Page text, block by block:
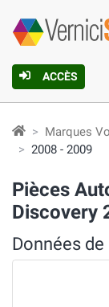
ACCÈS
Marques
2008 - 2009
Pièces
Discovery
Données de